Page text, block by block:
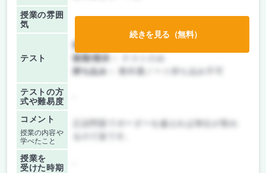
授業の雰囲
気
テスト
前期/中間：
後期/期末：
持ち込み：
教科書ノート持ち込み不可
テストの方
式や難易度
コメント
授業の内容や
学べたこと
正誤問題でボーダーを越えれば単位が取れ
授業を
受けた時期
続きを見る（無料）